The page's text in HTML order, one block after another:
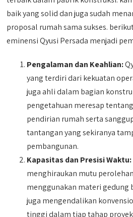
baik yang solid dan juga sudah
proposal rumah sama sukses.
eminensi Qyusi Persada menjadi
Pengalaman dan Keahlian:
yang terdiri dari kekuatan
juga ahli dalam bagian
pengetahuan meresap
pendirian rumah serta
tantangan yang sekiranya
pembangunan.
Kapasitas dan Presisi Waktu:
menghiraukan mutu
menggunakan materi gedung
juga mengendalikan
tinggi dalam tiap tahap